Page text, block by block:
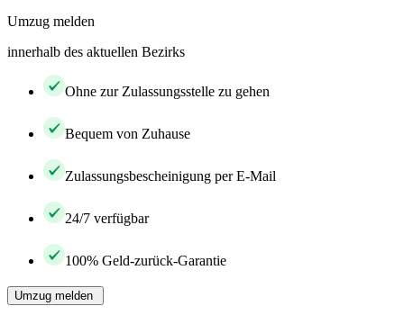
Umzug melden
innerhalb des aktuellen Bezirks
Ohne zur Zulassungsstelle zu gehen
Bequem von Zuhause
Zulassungsbescheinigung per E-Mail
24/7 verfügbar
100% Geld-zurück-Garantie
Umzug melden